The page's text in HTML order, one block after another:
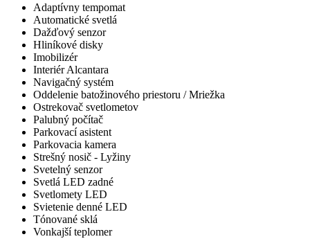
Adaptívny tempomat
Automatické svetlá
Dažďový senzor
Hliníkové disky
Imobilizér
Interiér Alcantara
Navigačný systém
Oddelenie batožinového priestoru / Mriežka
Ostrekovač svetlometov
Palubný počítač
Parkovací asistent
Parkovacia kamera
Strešný nosič - Lyžiny
Svetelný senzor
Svetlá LED zadné
Svetlomety LED
Svietenie denné LED
Tónované sklá
Vonkajší teplomer